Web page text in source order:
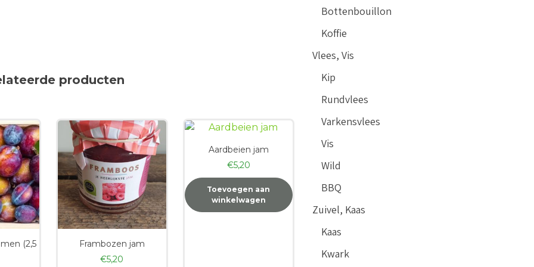
producten
(2,5
Frambozen jam
€5,20
Aardbeien jam
€5,20
Toevoegen aan
winkelwagen
Bottenbouillon
Koffie
Vlees, Vis
Kip
Rundvlees
Varkensvlees
Vis
Wild
BBQ
Zuivel, Kaas
Kaas
Kwark